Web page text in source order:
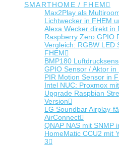
SMARTHOME / FHEM
Max2Play als
Lichtwecker in FHEM
Alexa Wecker direkt in
Raspberry Zero GPIO
Vergleich: RGBW LED
FHEM
BMP180
GPIO Sensor / Aktor
PIR Motion Sensor in
Intel NUC: Proxmox
Upgrade Raspbian
Version
LG Soundbar Airplay-
AirConnect
QNAP NAS mit SNMP
HomeMatic CCU2 mit
3